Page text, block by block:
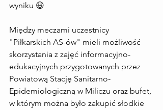
wyniku 😃
Między meczami uczestnicy
"Piłkarskich AS-ów" mieli możliwość
skorzystania z zajęć informacyjno-
edukacyjnych przygotowanych przez
Powiatową Stację Sanitarno-
Epidemiologiczną w Miliczu oraz bufet,
w którym można było zakupić słodkie